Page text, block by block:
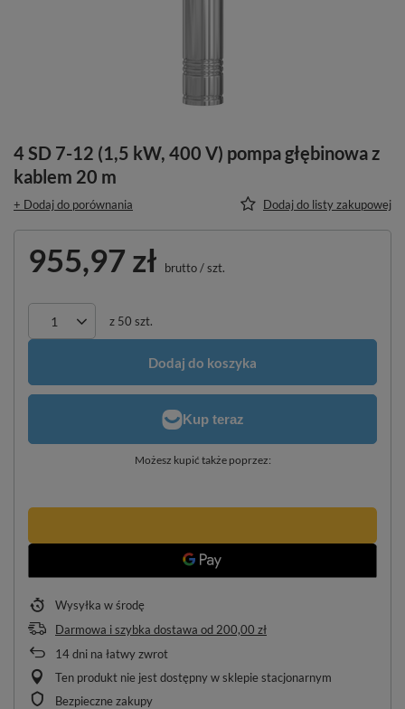
4 SD 7-12 (1,5 kW, 400 V) pompa głębinowa z
kablem 20 m
+ Dodaj do porównania Dodaj do listy zakupowej
955,97 zł brutto/szt.
z 50 szt.
Dodaj do koszyka
Możesz kupić także poprzez:
Wysyłka w środę
Darmowa i szybka dostawa od 200,00 zł
14dni na łatwy zwrot
Ten produkt nie jest dostępny w sklepie stacjonarnym
Bezpieczne zakupy